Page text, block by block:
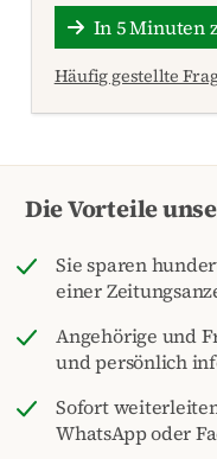
In 5 Minuten
Häufig gestellte
Die Vorteile
Sie sparen
einer
Angehörige und
und persönlich
Sofort
WhatsApp oder